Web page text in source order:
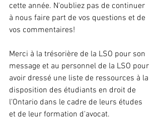
cette année. N'oubliez pas de continuer
à nous faire part de vos questions et de
vos commentaires!
Merci à la trésorière de la LSO pour son
message et au personnel de la LSO pour
avoir dressé une liste de ressources à la
disposition des étudiants en droit de
l'Ontario dans le cadre de leurs études
et de leur formation d'avocat.